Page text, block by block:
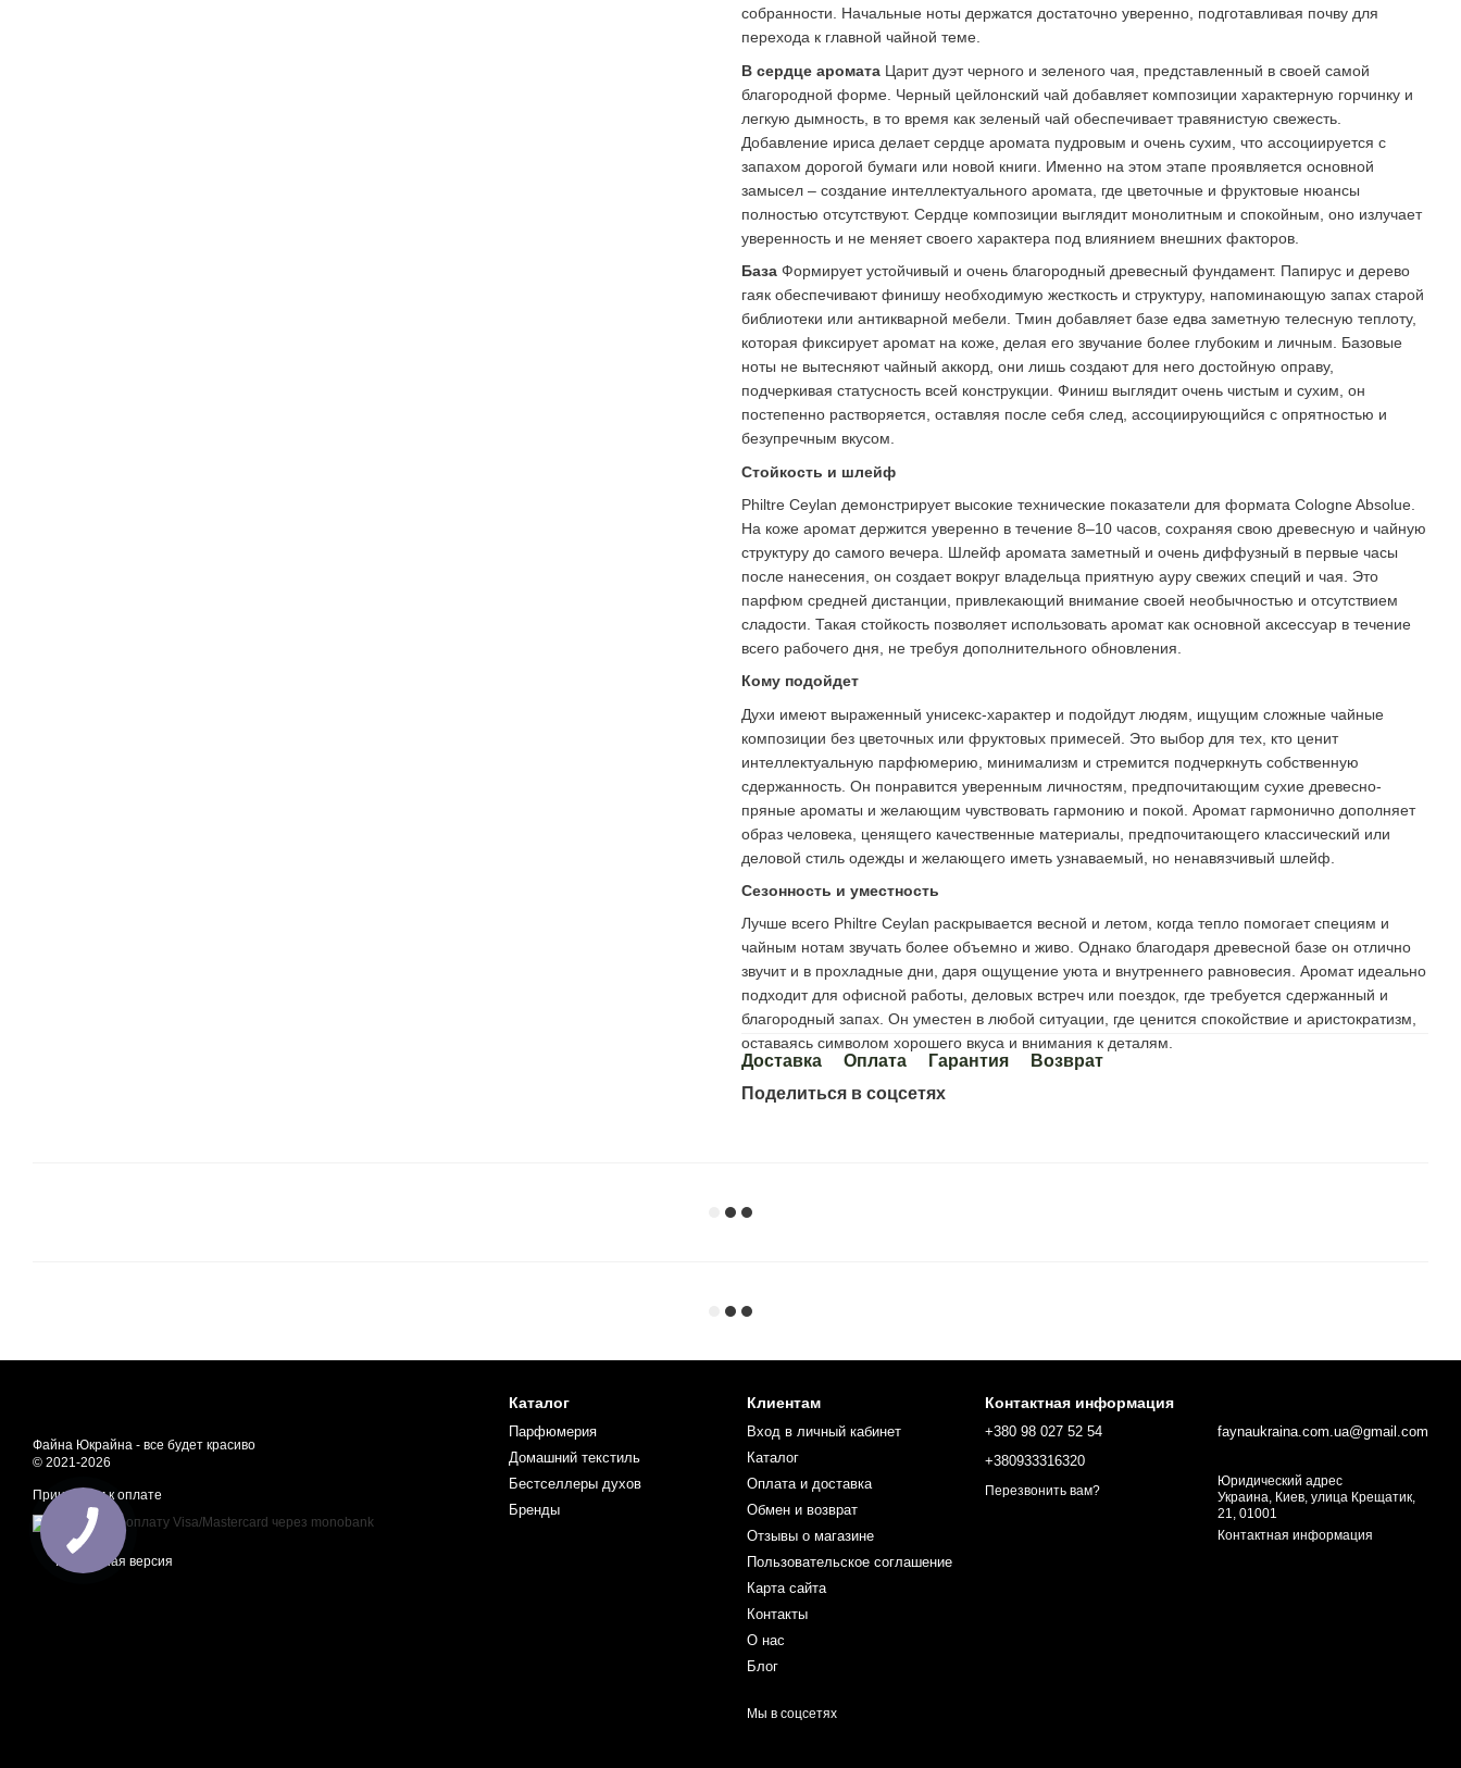
собранности. Начальные ноты держатся достаточно уверенно, подготавливая почву для
перехода к главной чайной теме.
В сердце аромата Царит дуэт черного и зеленого чая, представленный в своей самой
благородной форме. Черный цейлонский чай добавляет композиции характерную горчинку и
легкую дымность, в то время как зеленый чай обеспечивает травянистую свежесть.
Добавление ириса делает сердце аромата пудровым и очень сухим, что ассоциируется с
запахом дорогой бумаги или новой книги. Именно на этом этапе проявляется основной
замысел – создание интеллектуального аромата, где цветочные и фруктовые нюансы
полностью отсутствуют. Сердце композиции выглядит монолитным и спокойным, оно излучает
уверенность и не меняет своего характера под влиянием внешних факторов.
База Формирует устойчивый и очень благородный древесный фундамент. Папирус и дерево
гаяк обеспечивают финишу необходимую жесткость и структуру, напоминающую запах старой
библиотеки или антикварной мебели. Тмин добавляет базе едва заметную телесную теплоту,
которая фиксирует аромат на коже, делая его звучание более глубоким и личным. Базовые
ноты не вытесняют чайный аккорд, они лишь создают для него достойную оправу,
подчеркивая статусность всей конструкции. Финиш выглядит очень чистым и сухим, он
постепенно растворяется, оставляя после себя след, ассоциирующийся с опрятностью и
безупречным вкусом.
Стойкость и шлейф
Philtre Ceylan демонстрирует высокие технические показатели для формата Cologne Absolue.
На коже аромат держится уверенно в течение 8–10 часов, сохраняя свою древесную и чайную
структуру до самого вечера. Шлейф аромата заметный и очень диффузный в первые часы
после нанесения, он создает вокруг владельца приятную ауру свежих специй и чая. Это
парфюм средней дистанции, привлекающий внимание своей необычностью и отсутствием
сладости. Такая стойкость позволяет использовать аромат как основной аксессуар в течение
всего рабочего дня, не требуя дополнительного обновления.
Кому подойдет
Духи имеют выраженный унисекс-характер и подойдут людям, ищущим сложные чайные
композиции без цветочных или фруктовых примесей. Это выбор для тех, кто ценит
интеллектуальную парфюмерию, минимализм и стремится подчеркнуть собственную
сдержанность. Он понравится уверенным личностям, предпочитающим сухие древесно-
пряные ароматы и желающим чувствовать гармонию и покой. Аромат гармонично дополняет
образ человека, ценящего качественные материалы, предпочитающего классический или
деловой стиль одежды и желающего иметь узнаваемый, но ненавязчивый шлейф.
Сезонность и уместность
Лучше всего Philtre Ceylan раскрывается весной и летом, когда тепло помогает специям и
чайным нотам звучать более объемно и живо. Однако благодаря древесной базе он отлично
звучит и в прохладные дни, даря ощущение уюта и внутреннего равновесия. Аромат идеально
подходит для офисной работы, деловых встреч или поездок, где требуется сдержанный и
благородный запах. Он уместен в любой ситуации, где ценится спокойствие и аристократизм,
оставаясь символом хорошего вкуса и внимания к деталям.
Доставка Оплата Гарантия
Возврат
Поделиться в соцсетях
Файна Юкрайна - все будет красиво
© 2021-2026
Принимаем к оплате
Мобильная версия
Каталог
Парфюмерия
Домашний текстиль
Бестселлеры духов
Бренды
Клиентам
Вход в личный кабинет
Каталог
Оплата и доставка
Обмен и возврат
Отзывы о магазине
Пользовательское соглашение
Карта сайта
Контакты
О нас
Блог
Мы в соцсетях
Контактная информация
+380 98 027 52 54
+380933316320
Перезвонить вам?
faynaukraina.com.ua@gmail.com
Юридический адрес
Украина, Киев, улица Крещатик,
21, 01001
Контактная информация